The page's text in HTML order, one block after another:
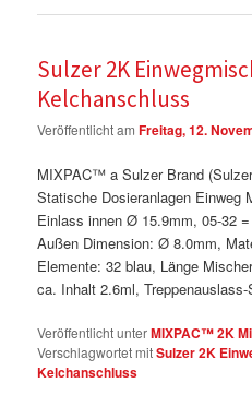
Sulzer 2K
Kelchanschluss
Veröffentlicht amFreitag, 12.
MIXPAC™ a Sulzer Brand
Statische Dosieranlagen Einweg
Einlass innen Ø 15.9mm, 05-32
Außen Dimension: Ø 8.0mm,
Elemente: 32 blau, Länge
ca. Inhalt 2.6ml,
Veröffentlicht unterMIXPAC™ 2K
Verschlagwortet mitSulzer 2K
Kelchanschluss